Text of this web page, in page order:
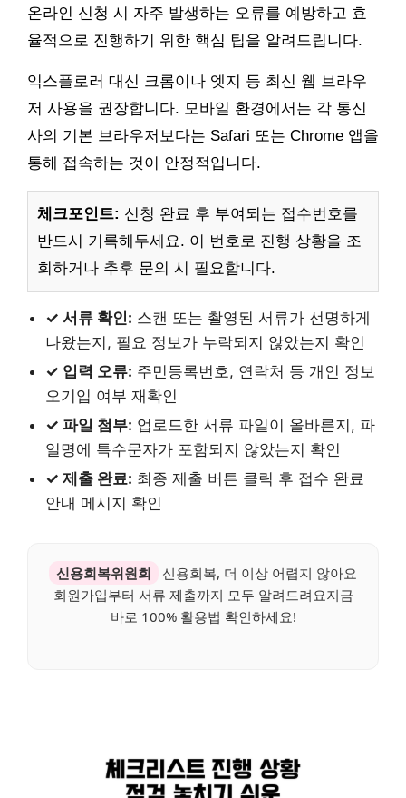
온라인 신청 시 자주 발생하는 오류를 예방하고 효
율적으로 진행하기 위한 핵심 팁을 알려드립니다.
익스플로러 대신 크롬이나 엣지 등 최신 웹 브라우
저 사용을 권장합니다. 모바일 환경에서는 각 통신
사의 기본 브라우저보다는 Safari 또는 Chrome 앱을
통해 접속하는 것이 안정적입니다.
체크포인트: 신청 완료 후 부여되는 접수번호를
반드시 기록해두세요. 이 번호로 진행 상황을 조
회하거나 추후 문의 시 필요합니다.
✓ 서류 확인: 스캔 또는 촬영된 서류가 선명하게
나왔는지, 필요 정보가 누락되지 않았는지 확인
✓ 입력 오류: 주민등록번호, 연락처 등 개인 정보
오기입 여부 재확인
✓ 파일 첨부: 업로드한 서류 파일이 올바른지, 파
일명에 특수문자가 포함되지 않았는지 확인
✓ 제출 완료: 최종 제출 버튼 클릭 후 접수 완료
안내 메시지 확인
신용회복위원회
신용회복, 더 이상 어렵지 않아요
회원가입부터 서류 제출까지 모두 알려드려요지금
바로 100% 활용법 확인하세요!